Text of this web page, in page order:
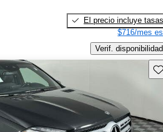
El precio incluye tasas
$716/mes
Verif. disponibilidad